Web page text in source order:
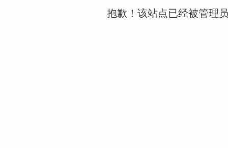
抱歉！该站点已经被管理